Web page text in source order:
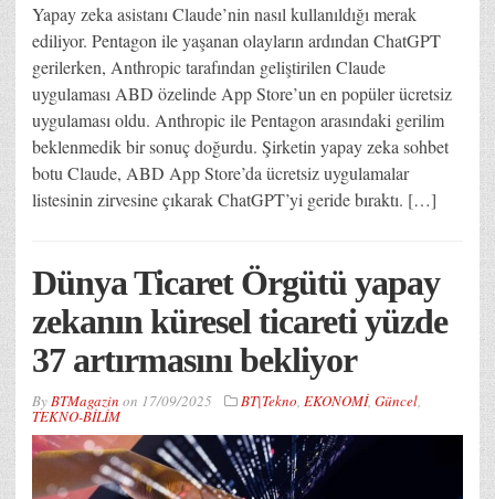
Yapay zeka asistanı Claude’nin nasıl kullanıldığı merak
ediliyor. Pentagon ile yaşanan olayların ardından ChatGPT
gerilerken, Anthropic tarafından geliştirilen Claude
uygulaması ABD özelinde App Store’un en popüler ücretsiz
uygulaması oldu. Anthropic ile Pentagon arasındaki gerilim
beklenmedik bir sonuç doğurdu. Şirketin yapay zeka sohbet
botu Claude, ABD App Store’da ücretsiz uygulamalar
listesinin zirvesine çıkarak ChatGPT’yi geride bıraktı. […]
Dünya Ticaret Örgütü yapay
zekanın küresel ticareti yüzde
37 artırmasını bekliyor
ByBTMagazin on 17/09/2025 BT|Tekno, EKONOMİ, Güncel,
TEKNO-BİLİM